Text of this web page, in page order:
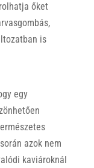
őket
is
egy
azok nem
kaviároknál